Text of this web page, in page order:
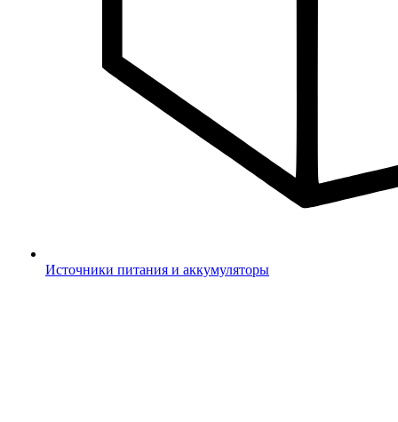
Источники питания и аккумуляторы